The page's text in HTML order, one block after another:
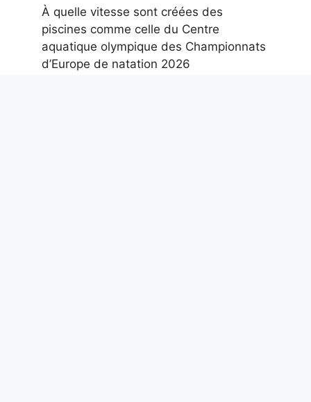
À quelle vitesse sont créées des
piscines comme celle du Centre
aquatique olympique des Championnats
d’Europe de natation 2026